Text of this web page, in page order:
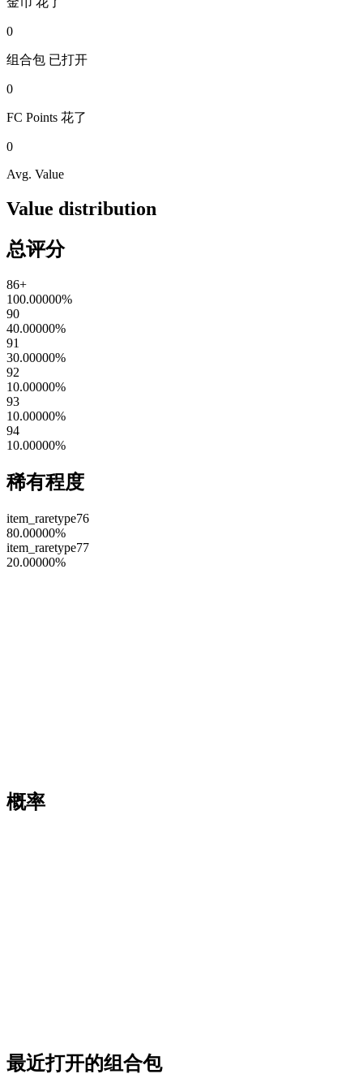
0
组合包 已打开
0
FC Points 花了
0
Avg. Value
Value distribution
总评分
86+
100.00000%
90
40.00000%
91
30.00000%
92
10.00000%
93
10.00000%
94
10.00000%
稀有程度
item_raretype76
80.00000%
item_raretype77
20.00000%
概率
最近打开的组合包